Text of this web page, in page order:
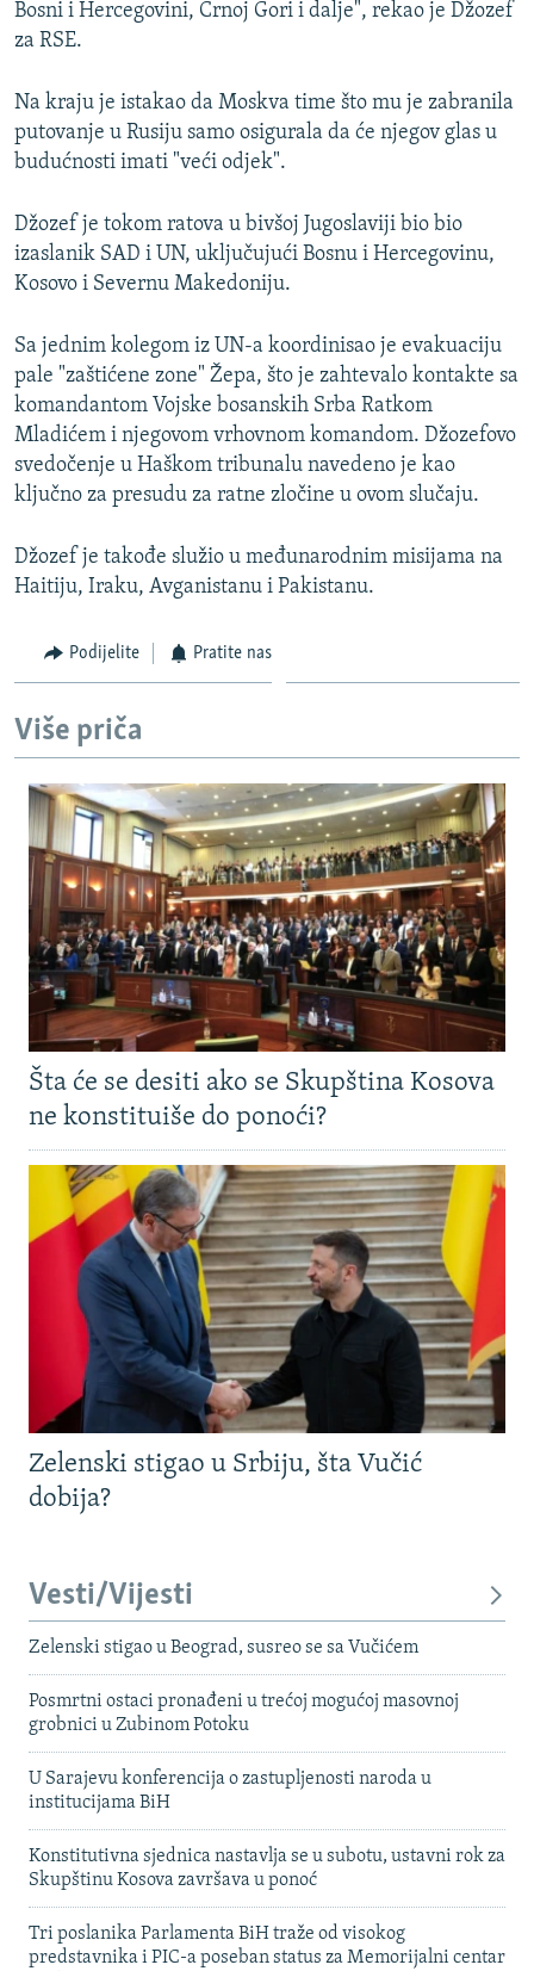
Bosni i Hercegovini, Crnoj Gori i dalje", rekao je Džozef
za RSE.
Na kraju je istakao da Moskva time što mu je zabranila
putovanje u Rusiju samo osigurala da će njegov glas u
budućnosti imati "veći odjek".
Džozef je tokom ratova u bivšoj Jugoslaviji bio bio
izaslanik SAD i UN, uključujući Bosnu i Hercegovinu,
Kosovo i Severnu Makedoniju.
Sa jednim kolegom iz UN-a koordinisao je evakuaciju
pale "zaštićene zone" Žepa, što je zahtevalo kontakte sa
komandantom Vojske bosanskih Srba Ratkom
Mladićem i njegovom vrhovnom komandom. Džozefovo
svedočenje u Haškom tribunalu navedeno je kao
ključno za presudu za ratne zločine u ovom slučaju.
Džozef je takođe služio u međunarodnim misijama na
Haitiju, Iraku, Avganistanu i Pakistanu.
Podijelite Pratite nas
Više priča
Šta će se desiti ako se Skupština Kosova
ne konstituiše do ponoći?
Zelenski stigao u Srbiju, šta Vučić
dobija?
Vesti/Vijesti
Zelenski stigao u Beograd, susreo se sa Vučićem
Posmrtni ostaci pronađeni u trećoj mogućoj masovnoj
grobnici u Zubinom Potoku
U Sarajevu konferencija o zastupljenosti naroda u
institucijama BiH
Konstitutivna sjednica nastavlja se u subotu, ustavni rok za
Skupštinu Kosova završava u ponoć
Tri poslanika Parlamenta BiH traže od visokog
predstavnika i PIC-a poseban status za Memorijalni centar